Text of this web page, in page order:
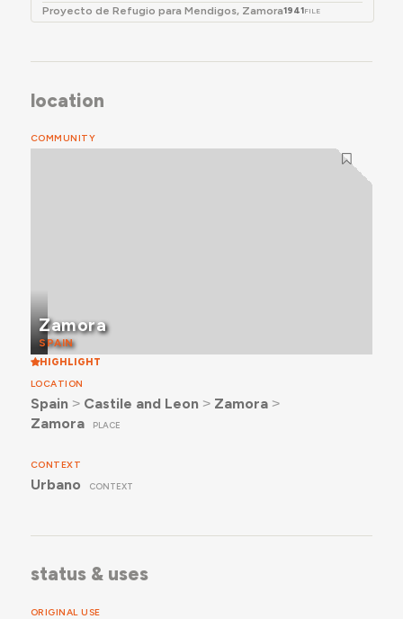
Proyecto de Refugio para Mendigos, Zamora1941FILE
location
COMMUNITY
Zamora
SPAIN
HIGHLIGHT
LOCATION
Spain ˃ Castile and Leon ˃ Zamora˃
Zamora
PLACE
CONTEXT
Urbano CONTEXT
status & uses
ORIGINAL USE